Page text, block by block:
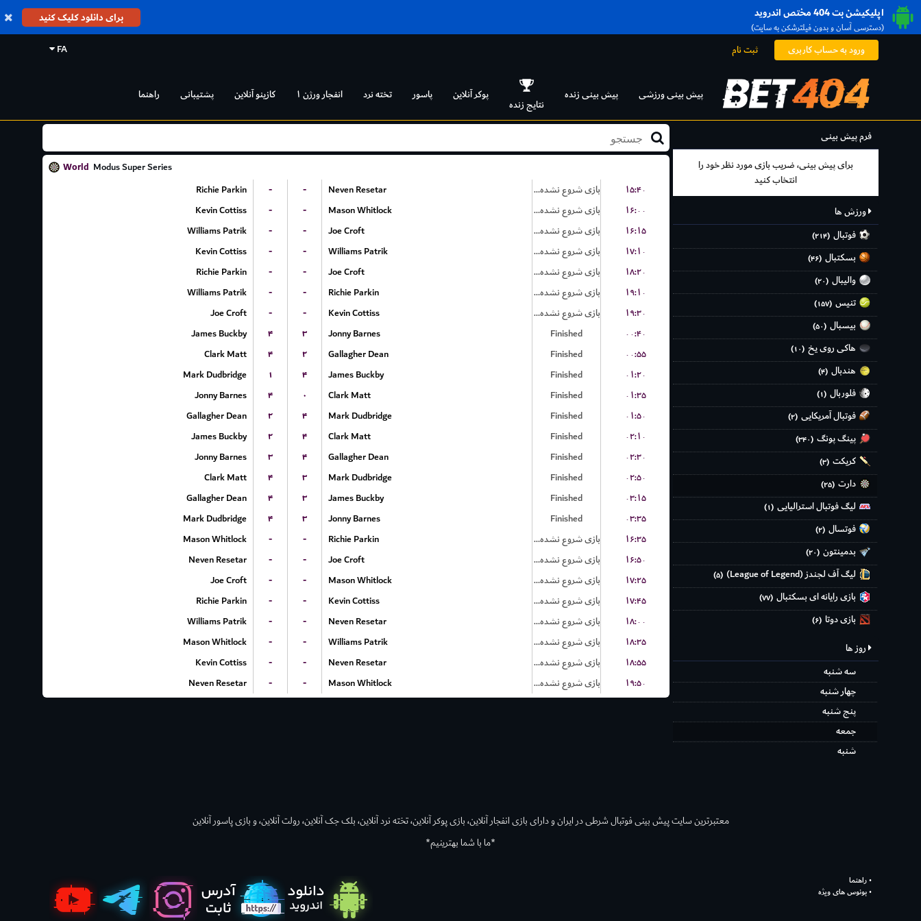
اپلیکیشن بت 404 مختص اندروید
(دسترسی آسان و بدون فیلترشکن به سایت)
برای دانلود کلیک کنید
FA ورود به حساب کاربری ثبت نام
پیش بینی ورزشی پیش بینی زنده
نتایج زنده
پوکر آنلاین پاسور تخته نرد انفجار ورژن ۱ کازینو آنلاین پشتیبانی راهنما
فرم پیش بینی
برای پیش بینی، ضریب بازی مورد نظر خود را
انتخاب کنید
ورزش ها
فوتبال (۲۱۴)
بسکتبال (۴۶)
والیبال (۲۰)
تنیس (۱۵۷)
بیسبال (۵۰)
هاکی روی یخ (۱۰)
هندبال (۴)
فلوربال (۱)
فوتبال آمریکایی (۲)
پینگ پونگ (۳۴۰)
کریکت (۳)
دارت (۲۵)
لیگ فوتبال استرالیایی (۱)
فوتسال (۲)
بدمینتون (۲۰)
لیگ آف لجندز (League of Legend) (۵)
بازی رایانه ای بسکتبال (۷۷)
بازی دوتا (۶)
روز ها
سه شنبه
چهار شنبه
پنج شنبه
جمعه
شنبه
World Modus Super Series
Richie Parkin
- - Neven Resetar بازی شروع نشده است
۱۵:۴۰
Kevin Cottiss
- - Mason Whitlock بازی شروع نشده است
۱۶:۰۰
Williams Patrik
- - Joe Croft بازی شروع نشده است
۱۶:۱۵
Kevin Cottiss
- - Williams Patrik بازی شروع نشده است
۱۷:۱۰
Richie Parkin
- - Joe Croft بازی شروع نشده است
۱۸:۲۰
Williams Patrik
- - Richie Parkin بازی شروع نشده است
۱۹:۱۰
Joe Croft
- - Kevin Cottiss بازی شروع نشده است
۱۹:۳۰
James Buckby
۴ ۳ Jonny Barnes Finished
۰۰:۴۰
Clark Matt
۴ ۲ Gallagher Dean Finished
۰۰:۵۵
Mark Dudbridge
۱ ۴ James Buckby Finished
۰۱:۲۰
Jonny Barnes
۴ ۰ Clark Matt Finished
۰۱:۳۵
Gallagher Dean
۲ ۴ Mark Dudbridge Finished
۰۱:۵۰
James Buckby
۲ ۴ Clark Matt Finished
۰۲:۱۰
Jonny Barnes
۳ ۴ Gallagher Dean Finished
۰۲:۳۰
Clark Matt
۴ ۳ Mark Dudbridge Finished
۰۲:۵۰
Gallagher Dean
۴ ۳ James Buckby Finished
۰۳:۱۵
Mark Dudbridge
۴ ۳ Jonny Barnes Finished
۰۳:۳۵
Mason Whitlock
- - Richie Parkin بازی شروع نشده است
۱۶:۳۵
Neven Resetar
- - Joe Croft بازی شروع نشده است
۱۶:۵۰
Joe Croft
- - Mason Whitlock بازی شروع نشده است
۱۷:۲۵
Richie Parkin
- - Kevin Cottiss بازی شروع نشده است
۱۷:۴۵
Williams Patrik
- - Neven Resetar بازی شروع نشده است
۱۸:۰۰
Mason Whitlock
- - Williams Patrik بازی شروع نشده است
۱۸:۳۵
Kevin Cottiss
- - Neven Resetar بازی شروع نشده است
۱۸:۵۵
Neven Resetar
- - Mason Whitlock بازی شروع نشده است ۱۹:۵۰
معتبر‌ترین سایت پیش بینی‌ فوتبال شرطی در ایران و دارای بازی انفجار آنلاین، بازی پوکر آنلاین، تخته نرد آنلاین، بلک جک آنلاین، رولت آنلاین، و بازی پاسور آنلاین
*ما با شما بهترینیم*
راهنما
بونوس های ویژه